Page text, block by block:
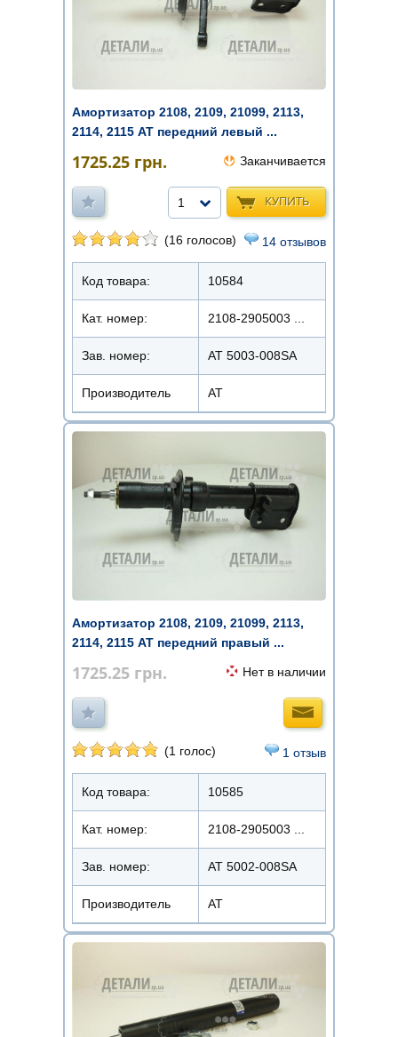
Амортизатор 2108, 2109, 21099, 2113,
2114, 2115 AT передний левый ...
1725.25 грн. Заканчивается
КУПИТЬ
1
(16 голосов) 14 отзывов
Код товара: 10584
Кат. номер: 2108-2905003 ...
Зав. номер: AT 5003-008SA
Производитель АТ
Амортизатор 2108, 2109, 21099, 2113,
2114, 2115 AT передний правый ...
1725.25 грн. Нет в наличии
(1 голос) 1 отзыв
Код товара: 10585
Кат. номер: 2108-2905003 ...
Зав. номер: AT 5002-008SA
Производитель АТ